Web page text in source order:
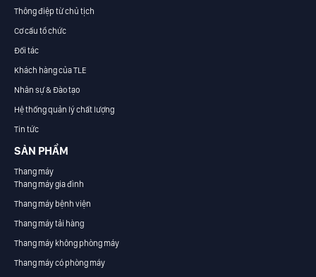
Thông điệp từ chủ tịch
Cơ cấu tổ chức
Đối tác
Khách hàng của TLE
Nhân sự & Đào tạo
Hệ thống quản lý chất lượng
Tin tức
SẢN PHẨM
Thang máy
Thang máy gia đình
Thang máy bệnh viện
Thang máy tải hàng
Thang máy không phòng máy
Thang máy có phòng máy